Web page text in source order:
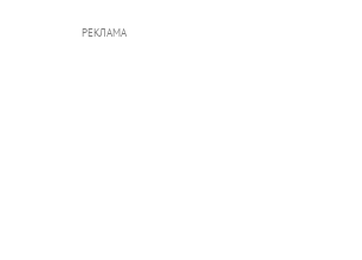
РЕКЛАМА